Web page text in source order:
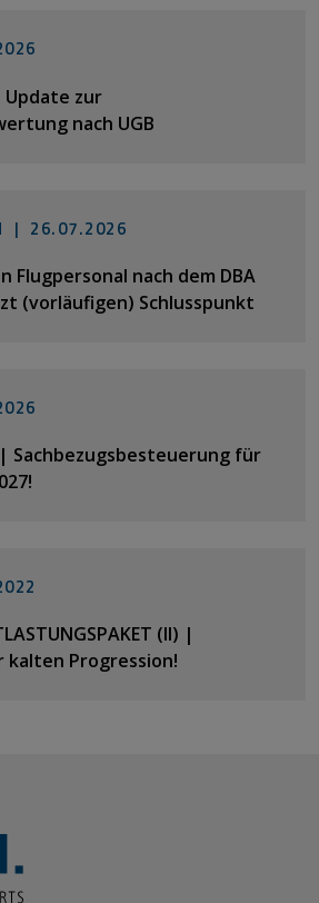
Update zur
nach UGB
| 26.07.2026
Flugpersonal nach dem DBA
(vorläufigen) Schlusspunkt
| Sachbezugsbesteuerung für
(II) |
kalten Progression!